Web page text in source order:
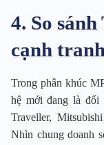
4. So
cạnh tranh
Trong phân khúc
hệ mới đang là đối
Traveller,
Nhìn chung doanh